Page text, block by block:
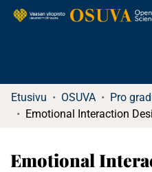
Etusivu OSUVA
Emotional